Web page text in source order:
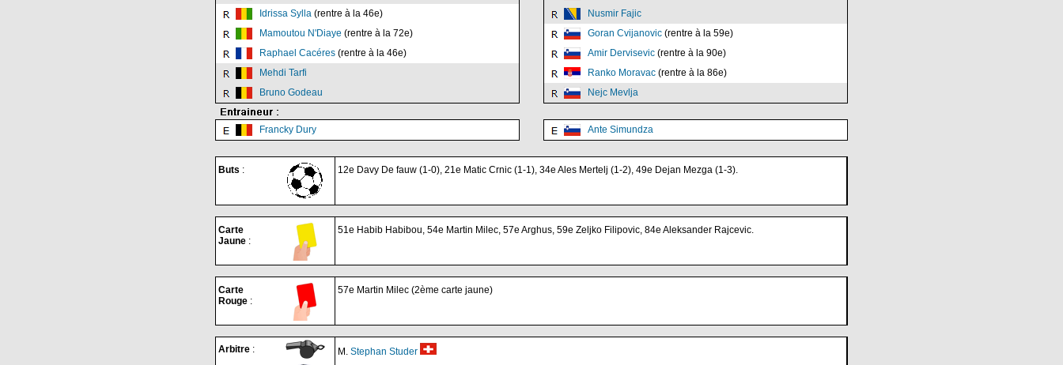
Idrissa Sylla (rentre à la 46e)
Nusmir Fajic
Mamoutou N'Diaye (rentre à la 72e) Goran Cvijanovic (rentre à la 59e)
Raphael Cacéres (rentre à la 46e) Amir Dervisevic (rentre à la 90e)
Mehdi Tarfi
Ranko Moravac (rentre à la 86e)
Bruno Godeau
Nejc Mevlja
Francky Dury Ante Simundza
Buts : 12e Davy De fauw (1-0), 21e Matic Crnic (1-1), 34e Ales Mertelj (1-2), 49e Dejan Mezga (1-3).
Carte
Jaune :
51e Habib Habibou, 54e Martin Milec, 57e Arghus, 59e Zeljko Filipovic, 84e Aleksander Rajcevic.
Carte
Rouge :
57e Martin Milec (2ème carte jaune)
Arbitre : M. Stephan Studer